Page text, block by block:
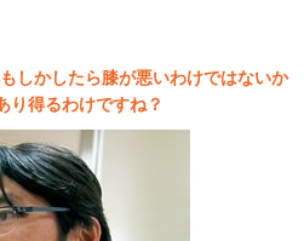
しかしたら膝が悪いわけではないか
り得るわけですね？